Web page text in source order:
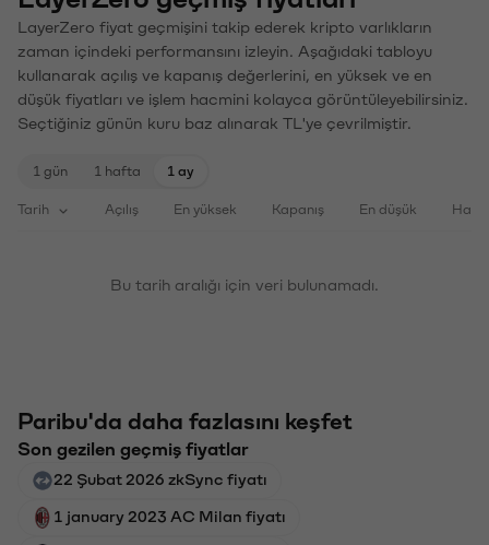
LayerZero fiyat geçmişini takip ederek kripto varlıkların
zaman içindeki performansını izleyin. Aşağıdaki tabloyu
kullanarak açılış ve kapanış değerlerini, en yüksek ve en
düşük fiyatları ve işlem hacmini kolayca görüntüleyebilirsiniz.
Seçtiğiniz günün kuru baz alınarak TL'ye çevrilmiştir.
1 gün 1 hafta 1 ay
Tarih Açılış En yüksek Kapanış En düşük
Bu tarih aralığı için veri bulunamadı.
Paribu'da daha fazlasını keşfet
Son gezilen geçmiş fiyatlar
22 Şubat 2026 zkSync fiyatı
1 january 2023 AC Milan fiyatı